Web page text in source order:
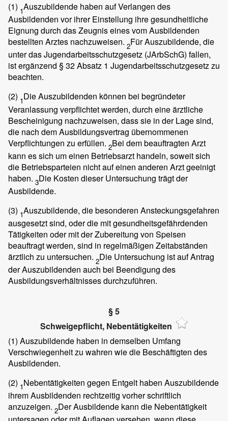
(1) 1Auszubildende haben auf Verlangen des
Ausbildenden vor ihrer Einstellung ihre gesundheitliche
Eignung durch das Zeugnis eines vom Ausbildenden
bestellten Arztes nachzuweisen. 2Für Auszubildende, die
unter das Jugendarbeitsschutzgesetz (JArbSchG) fallen,
ist ergänzend § 32 Absatz 1 Jugendarbeitsschutzgesetz zu
beachten.
(2) 1Die Auszubildenden können bei begründeter
Veranlassung verpflichtet werden, durch eine ärztliche
Bescheinigung nachzuweisen, dass sie in der Lage sind,
die nach dem Ausbildungsvertrag übernommenen
Verpflichtungen zu erfüllen. 2Bei dem beauftragten Arzt
kann es sich um einen Betriebsarzt handeln, soweit sich
die Betriebsparteien nicht auf einen anderen Arzt geeinigt
haben. 3Die Kosten dieser Untersuchung trägt der
Ausbildende.
(3) 1Auszubildende, die besonderen Ansteckungsgefahren
ausgesetzt sind, oder die mit gesundheitsgefährdenden
Tätigkeiten oder mit der Zubereitung von Speisen
beauftragt werden, sind in regelmäßigen Zeitabständen
ärztlich zu untersuchen. 2Die Untersuchung ist auf Antrag
der Auszubildenden auch bei Beendigung des
Ausbildungsverhältnisses durchzuführen.
§ 5
Schweigepflicht, Nebentätigkeiten
(1) Auszubildende haben in demselben Umfang
Verschwiegenheit zu wahren wie die Beschäftigten des
Ausbildenden.
(2) 1Nebentätigkeiten gegen Entgelt haben Auszubildende
ihrem Ausbildenden rechtzeitig vorher schriftlich
anzuzeigen. 2Der Ausbildende kann die Nebentätigkeit